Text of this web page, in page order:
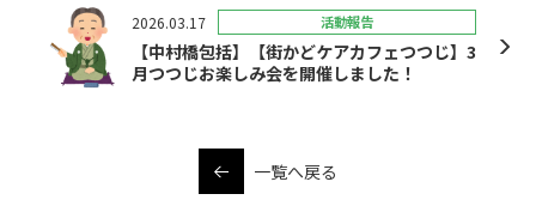
2026.03.17 活動報告
【中村橋包括】【街かどケアカフェつつじ】3
月つつじお楽しみ会を開催しました！
一覧へ戻る